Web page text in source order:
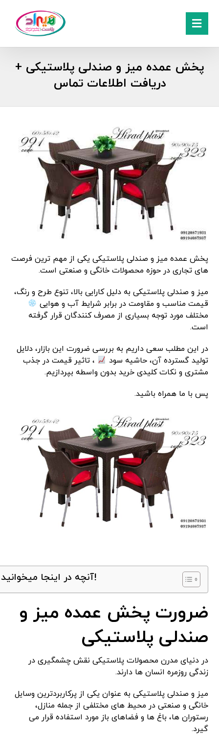
پخش عمده میز و صندلی پلاستیکی +
دریافت اطلاعات تماس
پخش عمده میز و صندلی پلاستیکی یکی از مهم‌ ترین فرصت
های تجاری در حوزه محصولات خانگی و صنعتی است.
میز و صندلی پلاستیکی به دلیل کارایی بالا، تنوع طرح و رنگ،
قیمت مناسب و مقاومت در برابر شرایط آب و هوایی
مختلف مورد توجه بسیاری از مصرف‌ کنندگان قرار گرفته
است.
در این مطلب سعی داریم به بررسی ضرورت این بازار، دلایل
تولید گسترده آن، حاشیه سود
، تاثیر قیمت در جذب
مشتری و نکات کلیدی خرید بدون واسطه بپردازیم.
پس با ما همراه باشید.
آنچه در اینجا میخوانید!
ضرورت پخش عمده میز و
صندلی پلاستیکی
در دنیای مدرن محصولات پلاستیکی نقش چشمگیری در
زندگی روزمره انسان ها دارند.
میز و صندلی پلاستیکی به عنوان یکی از پرکاربردترین وسایل
خانگی و صنعتی در محیط های مختلفی از جمله منازل،
رستوران ها، باغ ها و فضاهای باز مورد استفاده قرار می
گیرد.